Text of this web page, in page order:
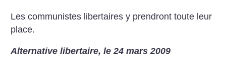
Les communistes libertaires y prendront toute leur
place.
Alternative libertaire, le 24 mars 2009